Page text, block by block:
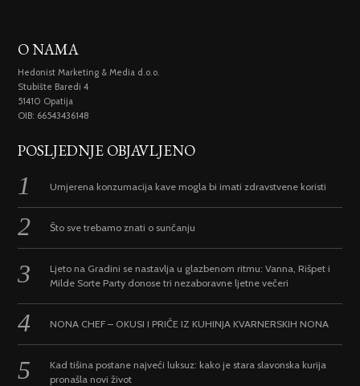
O NAMA
Hedonist Marketing & Media d.o.o.
Stubište Baredi 4
51410 Opatija
OIB: 66543436148
POSLJEDNJE OBJAVLJENO
Umjerena konzumacija kave mogla bi imati zdravstvene koristi
Što sve trebamo znati o sunčanju
Ljeto na Gradini se nastavlja u glazbenom ritmu: Vanna, Rišpet i
Milde Sorte Party donose tri nezaboravne ljetne večeri
NONA CHEF – OKUSI I PRIČE IZ KUHINJA KVARNERSKIH NONA
Kad tišina postane najveći luksuz: kako je stara slavonska kurija
pronašla novi život